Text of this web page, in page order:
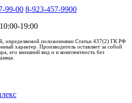
99-00 8-923-457-9900
19:00
определяемой положениями Статьи 437(2) ГК РФ
характер. Производитель оставляет за собой
его внешний вид и и комплектность без